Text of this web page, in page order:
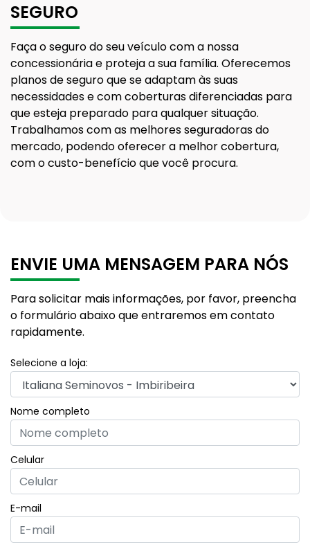
SEGURO
Faça o seguro do seu veículo com a nossa
concessionária e proteja a sua família. Oferecemos
planos de seguro que se adaptam às suas
necessidades e com coberturas diferenciadas para
que esteja preparado para qualquer situação.
Trabalhamos com as melhores seguradoras do
mercado, podendo oferecer a melhor cobertura,
com o custo-benefício que você procura.
ENVIE UMA MENSAGEM PARA NÓS
Para solicitar mais informações, por favor, preencha
o formulário abaixo que entraremos em contato
rapidamente.
Selecione a loja:
Nome completo
Celular
E-mail